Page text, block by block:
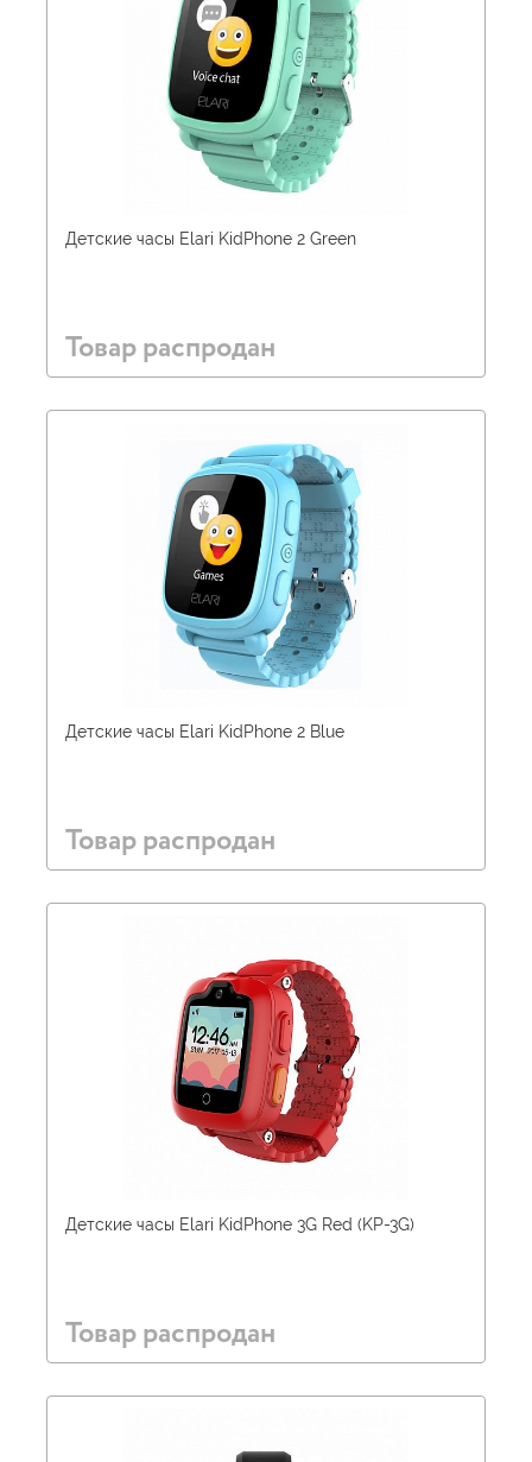
Детские часы Elari KidPhone 2 Green
Товар распродан
Детские часы Elari KidPhone 2 Blue
Товар распродан
Детские часы Elari KidPhone 3G Red (KP-3G)
Товар распродан